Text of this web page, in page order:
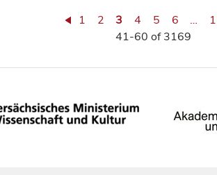
1 2 3 4 5 6 …
41-60 of 3169